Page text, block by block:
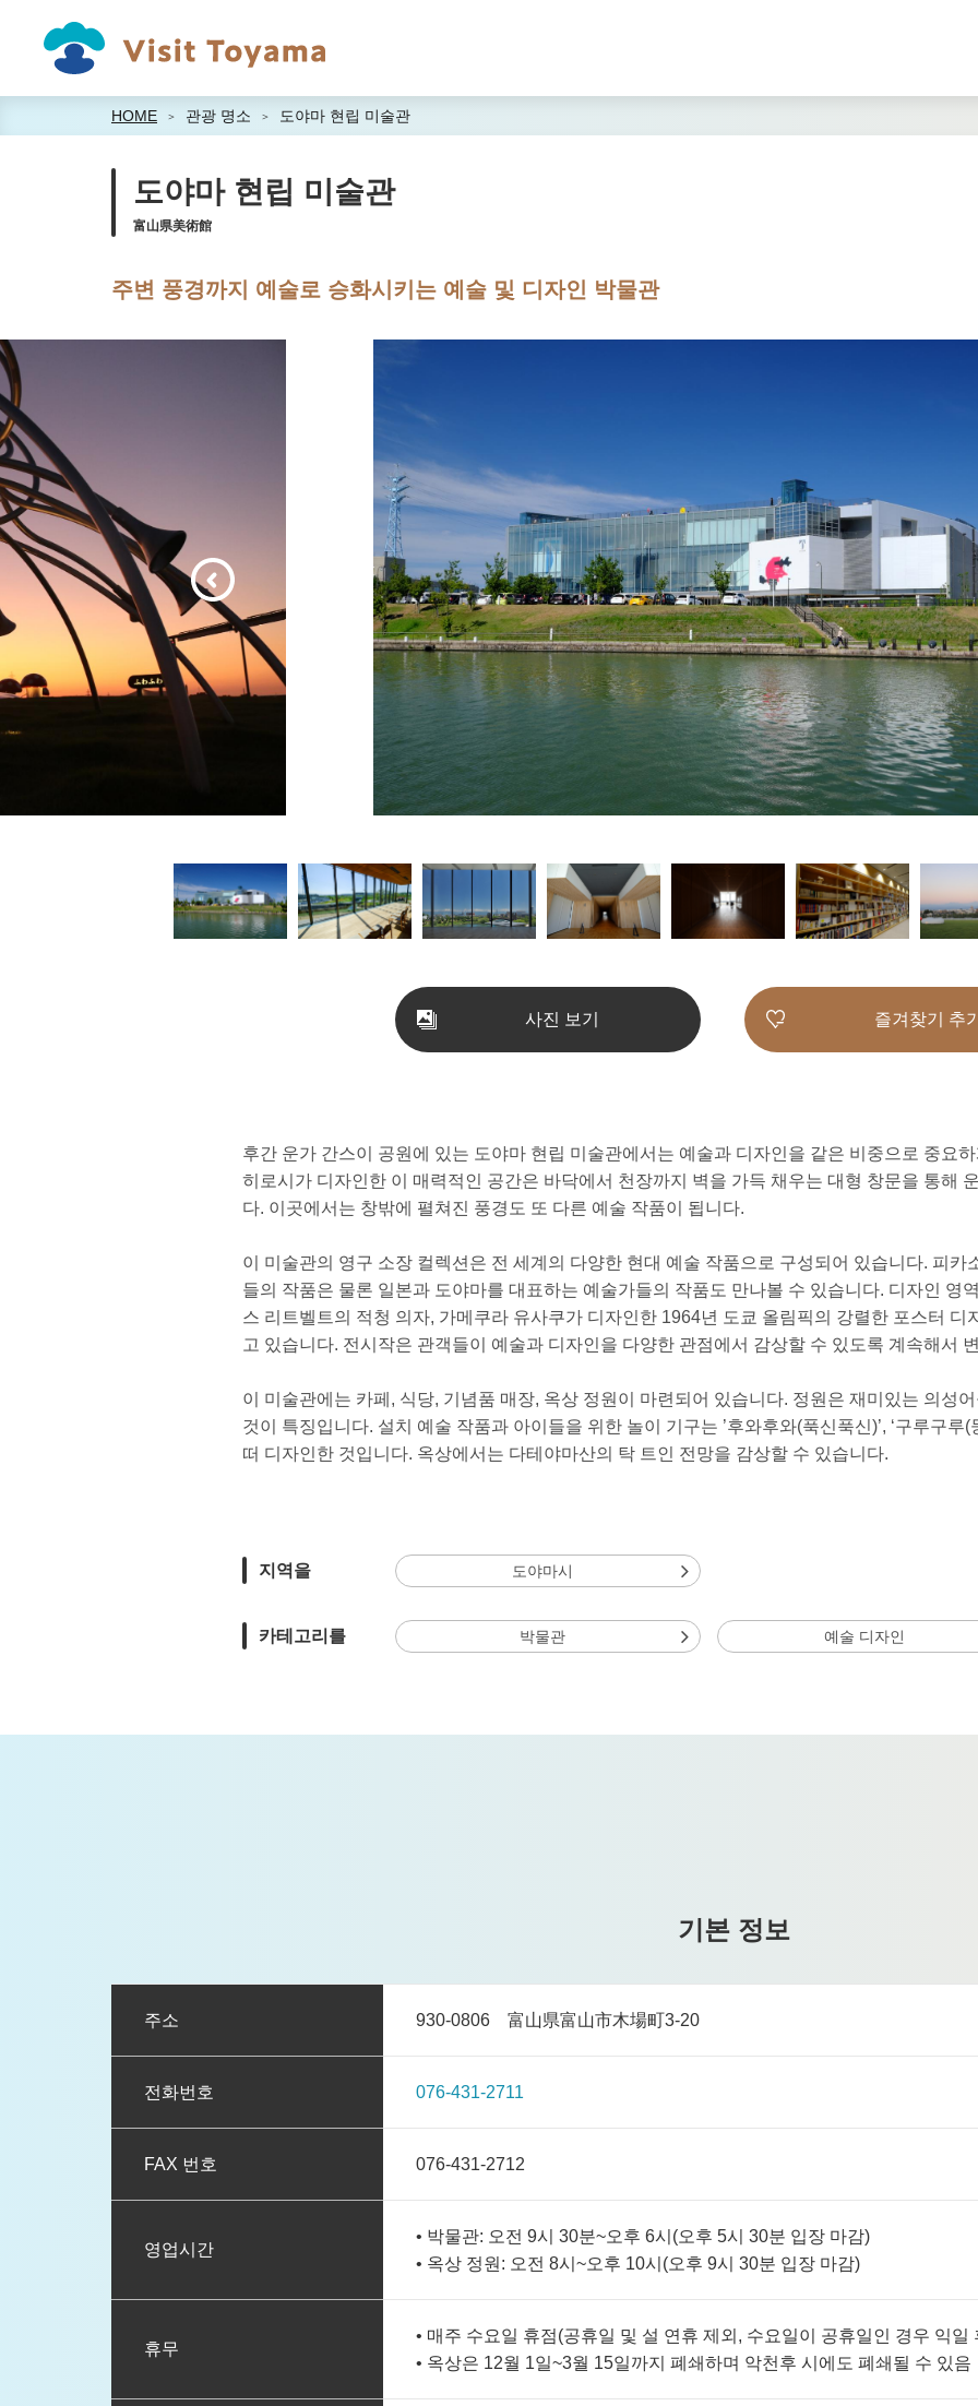
HOME 관광 명소 도야마 현립 미술관
도야마 현립 미술관
富山県美術館
주변 풍경까지 예술로 승화시키는 예술 및 디자인 박물관
사진 보기 즐겨찾기 추
후간 운가 간스이 공원에 있는 도야마 현립 미술관에서는 예술과 디자인을 같은 비중으로 중요
히로시가 디자인한 이 매력적인 공간은 바닥에서 천장까지 벽을 가득 채우는 대형 창문을 통해
다. 이곳에서는 창밖에 펼쳐진 풍경도 또 다른 예술 작품이 됩니다.
이 미술관의 영구 소장 컬렉션은 전 세계의 다양한 현대 예술 작품으로 구성되어 있습니다. 피카
들의 작품은 물론 일본과 도야마를 대표하는 예술가들의 작품도 만나볼 수 있습니다. 디자인 영
스 리트벨트의 적청 의자, 가메쿠라 유사쿠가 디자인한 1964년 도쿄 올림픽의 강렬한 포스터 디
고 있습니다. 전시작은 관객들이 예술과 디자인을 다양한 관점에서 감상할 수 있도록 계속해서
이 미술관에는 카페, 식당, 기념품 매장, 옥상 정원이 마련되어 있습니다. 정원은 재미있는 의성
것이 특징입니다. 설치 예술 작품과 아이들을 위한 놀이 기구는 ’후와후와(푹신푹신)’, ‘구루구루
떠 디자인한 것입니다. 옥상에서는 다테야마산의 탁 트인 전망을 감상할 수 있습니다.
지역을 도야마시
카테고리를 박물관 예술 디자인
기본 정보
주소 930-0806 富山県富山市木場町3-20
전화번호 076-431-2711
FAX 번호 076-431-2712
영업시간
• 박물관: 오전 9시 30분~오후 6시(오후 5시 30분 입장 마감)
• 옥상 정원: 오전 8시~오후 10시(오후 9시 30분 입장 마감)
휴무
• 매주 수요일 휴점(공휴일 및 설 연휴 제외, 수요일이 공휴일인 경우 익일
• 옥상은 12월 1일~3월 15일까지 폐쇄하며 악천후 시에도 폐쇄될 수 있음